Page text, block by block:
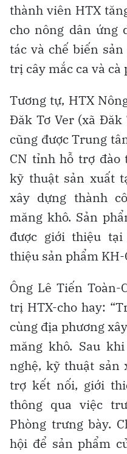
thành viên HTX
cho nông dân ứng
tác và chế biến
trị cây mắc ca và cà
Tương tự, HTX
Đăk Tơ Ver (xã Đăk
cũng được Trung
CN tỉnh hỗ trợ đào
kỹ thuật sản xuất
xây dựng thành
măng khô. Sản
được giới thiệu
thiệu sản phẩm KH-
Ông Lê Tiến Toàn-
trị HTX-cho hay:
cùng địa phương
măng khô. Sau
nghệ, kỹ thuật sản
trợ kết nối, giới
thông qua việc
Phòng trưng bày.
hội để sản phẩm